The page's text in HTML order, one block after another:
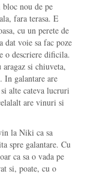
nou de pe
fara terasa. E
cu un perete de
dat voie sa fac poze
o descriere dificila.
si chiuveta,
In galantare are
alte cateva lucruri
are vinuri si
la Niki ca sa
spre galantare. Cu
ca sa o vada pe
si, poate, cu o